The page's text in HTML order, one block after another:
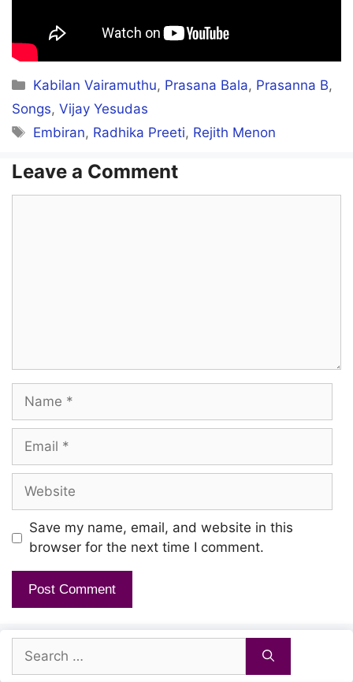
Ivan ilamai meedhu
Iragu pola nadanthu ponaval
Indru manathu oindha kadavulaaga
Madiyil saainthanal
Intha ulaginai maranthaval
Enthan paathai maaruthu
Siriya koppai perungkadal
Nirappalaagumaa
Nooru kodi ninaivugal
Idhayam thaangumaa
Moondru kaalam thuranthu nee
Maranam attra oru mozhi
Mounam thaanammaa
Categories
Kabilan Vairamuthu, Prasana Bala, Prasanna B,
Songs, Vijay Yesudas
Tags
Embiran, Radhika Preeti, Rejith Menon
Leave a Comment
Name
Email
Website
Save my name, email, and website in this
browser for the next time I comment.
Search
for: